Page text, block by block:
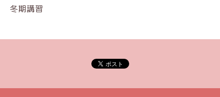
冬期講習